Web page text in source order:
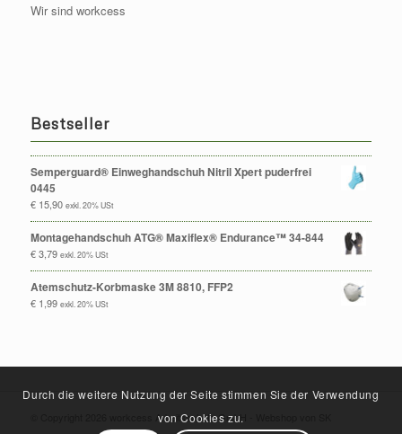
Wir sind workcess
Bestseller
Semperguard® Einweghandschuh Nitril Xpert puderfrei
0445
€15,90 exkl. 20% USt
Montagehandschuh ATG® Maxiflex® Endurance™ 34-844
€3,79 exkl. 20% USt
Atemschutz-Korbmaske 3M 8810, FFP2
€1,99 exkl. 20% USt
© Copyright 2026 workcess Arbeitsschutz GmbH -
Durch die weitere Nutzung der Seite stimmen Sie der Verwendung
von Cookies zu.